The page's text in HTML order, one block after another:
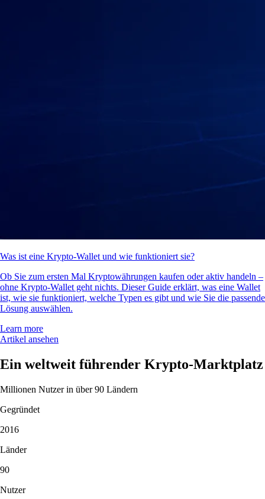
Was ist eine Krypto-Wallet und wie funktioniert sie?
Ob Sie zum ersten Mal Kryptowährungen kaufen oder aktiv handeln –
ohne Krypto-Wallet geht nichts. Dieser Guide erklärt, was eine Wallet
ist, wie sie funktioniert, welche Typen es gibt und wie Sie die passende
Lösung auswählen.
Learn more
Artikel ansehen
Ein weltweit führender Krypto-Marktplatz
Millionen Nutzer in über 90 Ländern
Gegründet
2016
Länder
90
Nutzer